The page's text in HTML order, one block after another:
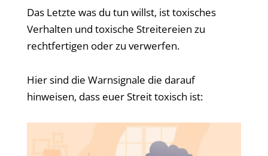
Das Letzte was du tun willst, ist toxisches
Verhalten und toxische Streitereien zu
rechtfertigen oder zu verwerfen.
Hier sind die Warnsignale die darauf
hinweisen, dass euer Streit toxisch ist: